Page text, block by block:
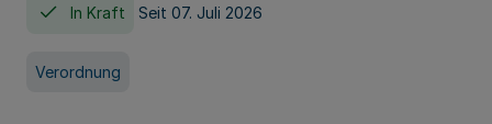
In Kraft Seit 07. Juli 2026
Verordnung